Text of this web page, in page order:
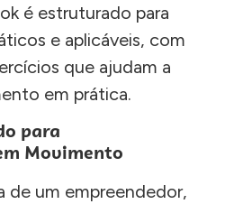
é estruturado para
e aplicáveis, com
que ajudam a
em prática.
para
Movimento
de um empreendedor,